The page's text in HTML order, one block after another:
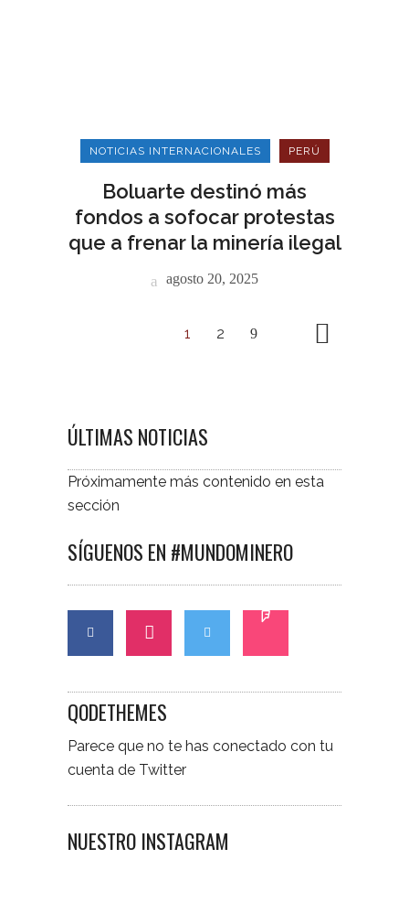
NOTICIAS INTERNACIONALES PERÚ
Boluarte destinó más
fondos a sofocar protestas
que a frenar la minería ilegal
agosto 20, 2025
1 2
ÚLTIMAS NOTICIAS
Próximamente más contenido en esta
sección
SÍGUENOS EN #MUNDOMINERO
QODETHEMES
Parece que no te has conectado con tu
cuenta de Twitter
NUESTRO INSTAGRAM